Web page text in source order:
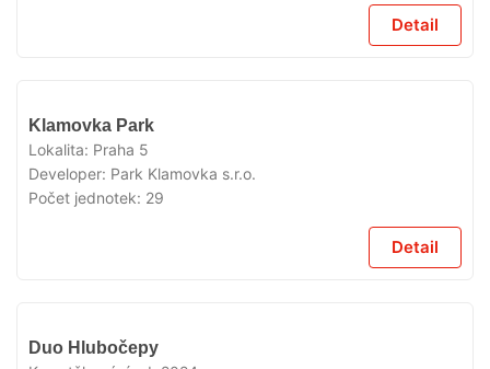
Detail
Klamovka Park
Lokalita: Praha 5
Developer: Park Klamovka s.r.o.
Počet jednotek: 29
Detail
Duo Hlubočepy